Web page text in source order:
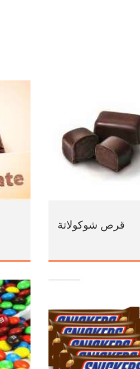
قرص شوكولاتة